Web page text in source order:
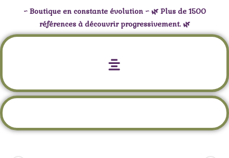
~ Boutique en constante évolution ~ 🌿 Plus de 1500
références à découvrir progressivement. 🌿
Encens Fiore d’Oriente Chakra 7